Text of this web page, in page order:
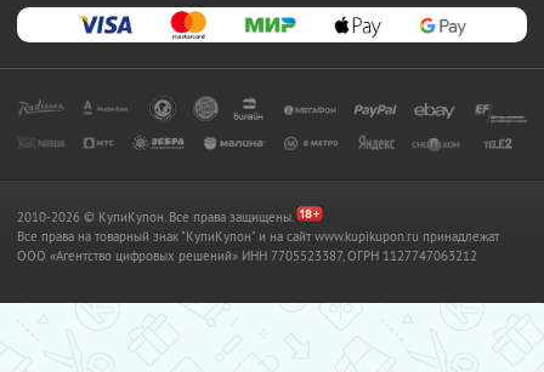
2010-2026 © КупиКупон. Все права защищены.
Все права на товарный знак "КупиКупон" и на сайт www.kupikupon.ru принадлежат
OOO «Агентство цифровых решений» ИНН 7705523387, ОГРН 1127747063212